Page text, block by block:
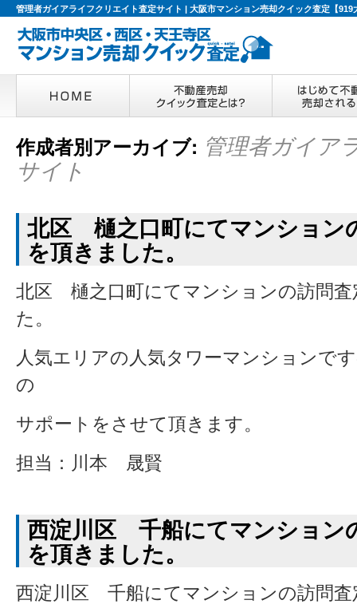
管理者ガイアライフクリエイト査定サイト | 大阪市マンション売却クイック査定【919
作成者別アーカイブ: 管理者ガイア
サイト
北区 樋之口町にてマンション
を頂きました。
北区 樋之口町にてマンションの訪問査
た。
人気エリアの人気タワーマンションで
の
サポートをさせて頂きます。
担当：川本 晟賢
西淀川区 千船にてマンション
を頂きました。
西淀川区 千船にてマンションの訪問査